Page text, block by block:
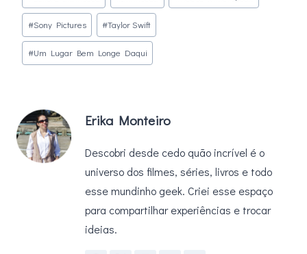
#Sony Pictures #Taylor Swift
#Um Lugar Bem Longe Daqui
Erika Monteiro
Descobri desde cedo quão incrível é o
universo dos filmes, séries, livros e todo
esse mundinho geek. Criei esse espaço
para compartilhar experiências e trocar
ideias.